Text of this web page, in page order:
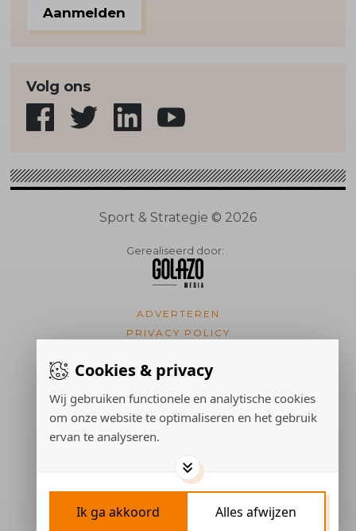
Cookies & privacy
Wij gebruiken functionele en analytische cookies
om onze website te optimaliseren en het gebruik
ervan te analyseren.
Ik ga akkoord Alles afwijzen
Aanmelden
Volg ons
Sport & Strategie © 2026
Gerealiseerd door:
ADVERTEREN
PRIVACY POLICY
CONTACT